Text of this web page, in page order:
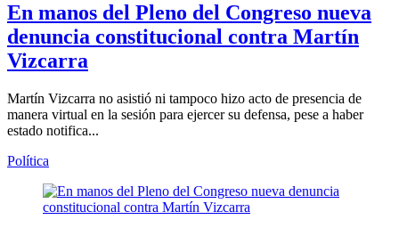
En manos del Pleno del Congreso nueva
denuncia constitucional contra Martín
Vizcarra
Martín Vizcarra no asistió ni tampoco hizo acto de presencia de
manera virtual en la sesión para ejercer su defensa, pese a haber
estado notifica...
Política